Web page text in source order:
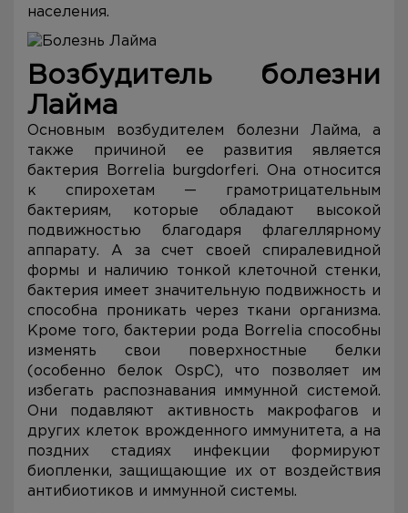
населения.
Возбудитель болезни
Лайма
Основным возбудителем болезни Лайма, а
также причиной ее развития является
бактерия Borrelia burgdorferi. Она относится
к спирохетам — грамотрицательным
бактериям, которые обладают высокой
подвижностью благодаря флагеллярному
аппарату. А за счет своей спиралевидной
формы и наличию тонкой клеточной стенки,
бактерия имеет значительную подвижность и
способна проникать через ткани организма.
Кроме того, бактерии рода Borrelia способны
изменять свои поверхностные белки
(особенно белок OspC), что позволяет им
избегать распознавания иммунной системой.
Они подавляют активность макрофагов и
других клеток врожденного иммунитета, а на
поздних стадиях инфекции формируют
биопленки, защищающие их от воздействия
антибиотиков и иммунной системы.